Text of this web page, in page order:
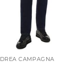
CAMPAGNA